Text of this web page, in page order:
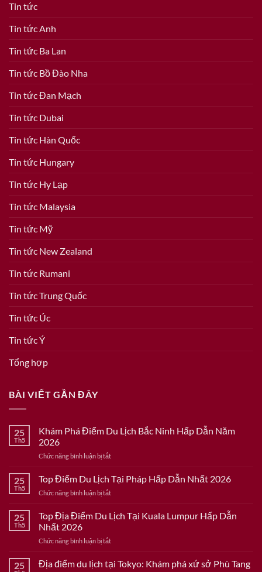
Tin tức
Tin tức Anh
Tin tức Ba Lan
Tin tức Bồ Đào Nha
Tin tức Đan Mạch
Tin tức Dubai
Tin tức Hàn Quốc
Tin tức Hungary
Tin tức Hy Lạp
Tin tức Malaysia
Tin tức Mỹ
Tin tức New Zealand
Tin tức Rumani
Tin tức Trung Quốc
Tin tức Úc
Tin tức Ý
Tổng hợp
BÀI VIẾT GẦN ĐÂY
25
Th5
Khám Phá Điểm Du Lịch Bắc Ninh Hấp Dẫn Năm
2026
Chức năng bình luận bị tắtở
Phá
Điểm
Du
Bắc
Dẫn
2026
25
Th5
Top Điểm Du Lịch Tại Pháp Hấp Dẫn Nhất 2026
Chức năng bình luận bị tắtở
Điểm
Du
Tại
Hấp
25
Th5
Top Địa Điểm Du Lịch Tại Kuala Lumpur Hấp Dẫn
Nhất 2026
Chức năng bình luận bị tắtở
Địa
Điểm
25
Địa điểm du lịch tại Tokyo: Khám phá xứ sở Phù Tang